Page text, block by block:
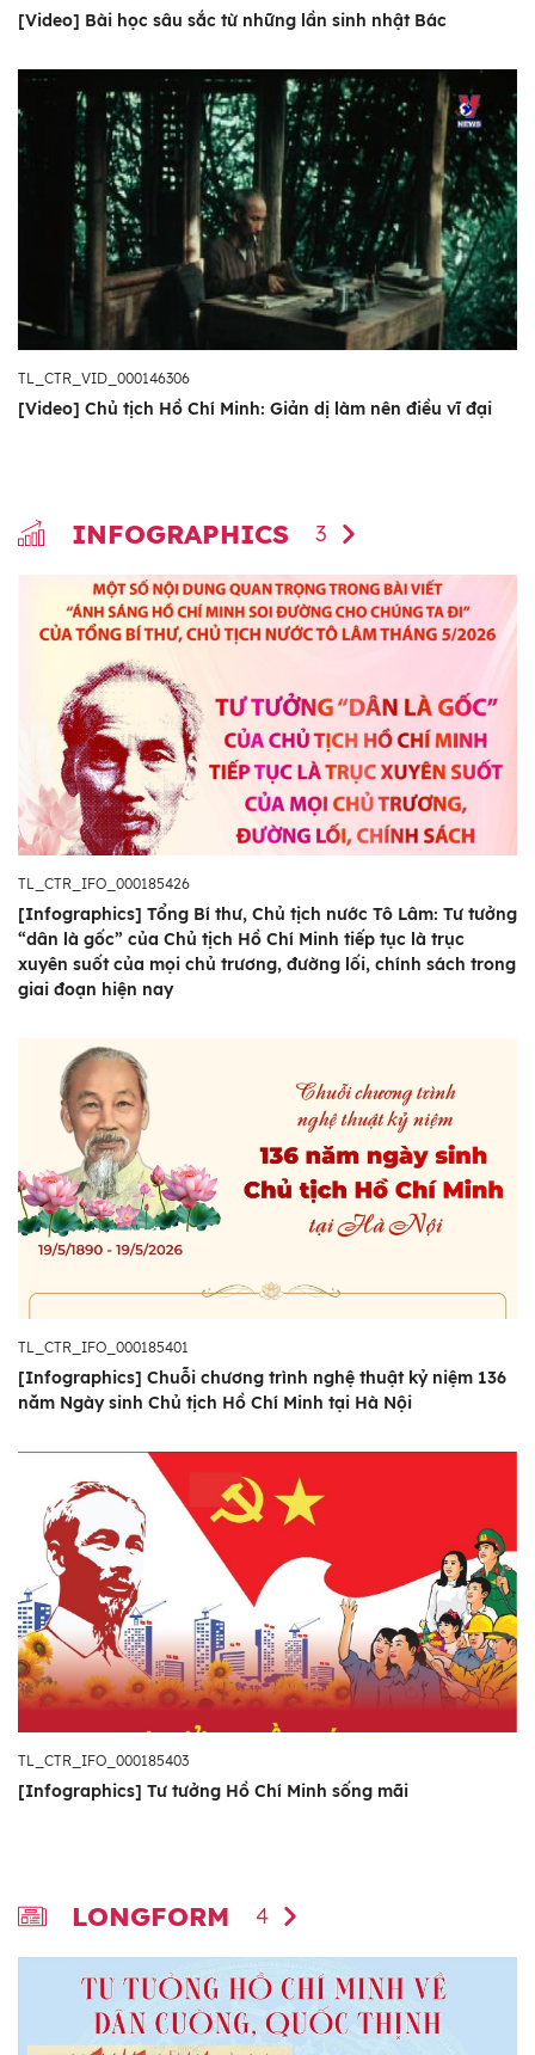
[Video] Bài học sâu sắc từ những lần sinh nhật Bác
TL_CTR_VID_000146306
[Video] Chủ tịch Hồ Chí Minh: Giản dị làm nên điều vĩ đại
INFOGRAPHICS 3
TL_CTR_IFO_000185426
[Infographics] Tổng Bí thư, Chủ tịch nước Tô Lâm: Tư tưởng
“dân là gốc” của Chủ tịch Hồ Chí Minh tiếp tục là trục
xuyên suốt của mọi chủ trương, đường lối, chính sách trong
giai đoạn hiện nay
TL_CTR_IFO_000185401
[Infographics] Chuỗi chương trình nghệ thuật kỷ niệm 136
năm Ngày sinh Chủ tịch Hồ Chí Minh tại Hà Nội
TL_CTR_IFO_000185403
[Infographics] Tư tưởng Hồ Chí Minh sống mãi
LONGFORM 4